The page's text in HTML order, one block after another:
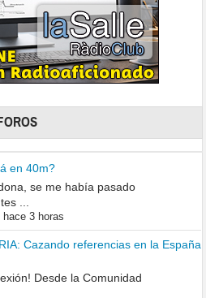
en 40m?
se me había pasado
...
hace 3 horas
Cazando referencias en la España
Desde la Comunidad